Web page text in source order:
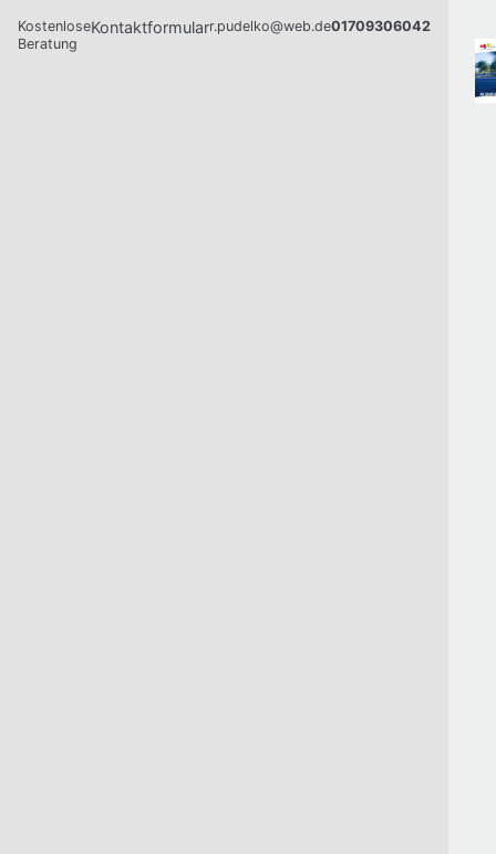
Kostenlose
Beratung
Kontaktformularr.pudelko@web.de01709306042